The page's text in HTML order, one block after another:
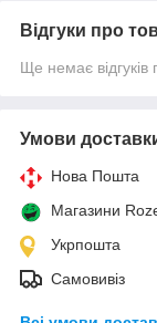
Відгуки про
Ще немає відгуків
Умови
Нова Пошта
Магазини
Укрпошта
Самовивіз